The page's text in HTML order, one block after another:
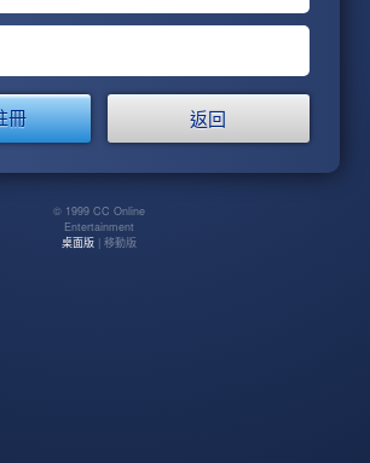
返回
© 1999 CC Online
Entertainment
桌面版 | 移動版